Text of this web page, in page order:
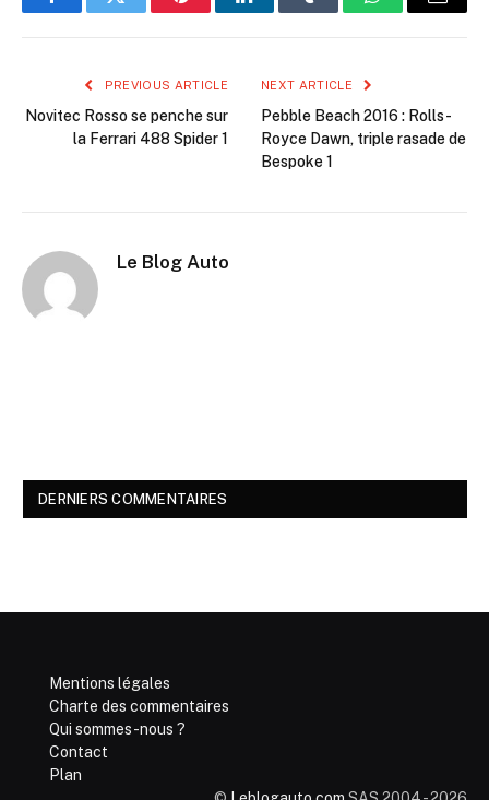
FacebookTwitter PinterestLinkedInTumblr WhatsAppEmail
PREVIOUS ARTICLE
Novitec Rosso se penche sur
la Ferrari 488 Spider 1
NEXT ARTICLE
Pebble Beach 2016 : Rolls-
Royce Dawn, triple rasade de
Bespoke 1
Le Blog Auto
DERNIERS COMMENTAIRES
Mentions légales
Charte des commentaires
Qui sommes-nous ?
Contact
Plan